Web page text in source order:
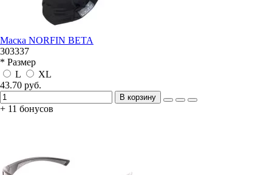
Маска NORFIN BETA
303337
* Размер
L
XL
43.70 руб.
В корзину
+ 11 бонусов